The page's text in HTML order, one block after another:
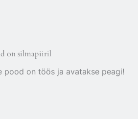
on silmapiiril
pood on töös ja avatakse peagi!